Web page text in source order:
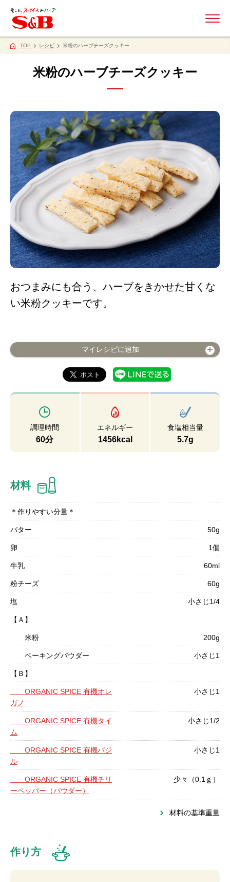
TOP レシピ 米粉のハーブチーズクッキー
米粉のハーブチーズクッキー
おつまみにも合う、ハーブをきかせた甘くな
い米粉クッキーです。
マイレシピに追加
調理時間
60分
エネルギー
1456kcal
食塩相当量
5.7g
材料
＊作りやすい分量＊
バター 50g
卵 1個
牛乳 60ml
粉チーズ 60g
塩 小さじ1/4
【Ａ】
米粉 200g
ベーキングパウダー 小さじ1
【Ｂ】
ORGANIC SPICE 有機オレ
ガノ
小さじ1
ORGANIC SPICE 有機タイ
ム
小さじ1/2
ORGANIC SPICE 有機バジ
ル
小さじ1
ORGANIC SPICE 有機チリ
ーペッパー（パウダー）
少々（0.1ｇ）
材料の基準重量
作り方